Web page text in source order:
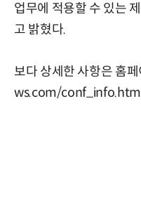
업무에 적용할 수 있는
고 밝혔다.
보다 상세한 사항은 홈
ws.com/